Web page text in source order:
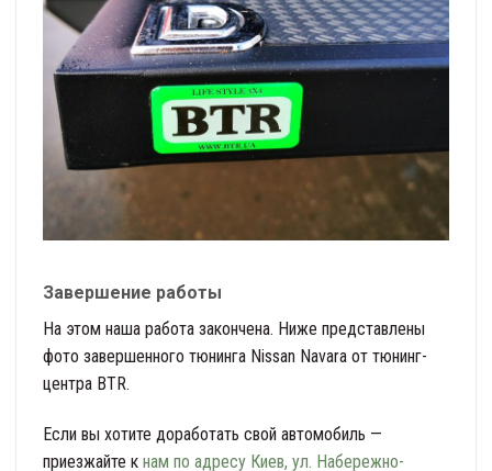
Завершение работы
На этом наша работа закончена. Ниже представлены
фото завершенного тюнинга Nissan Navara от тюнинг-
центра BTR.
Если вы хотите доработать свой автомобиль —
приезжайте к нам по адресу Киев, ул. Набережно-